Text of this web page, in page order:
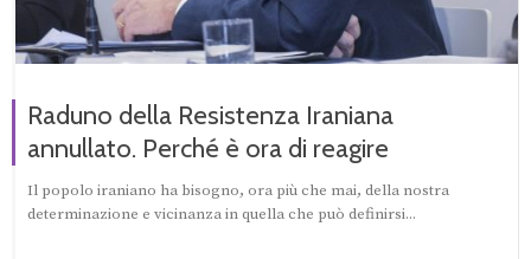
Raduno della Resistenza Iraniana
annullato. Perché è ora di reagire
Il popolo iraniano ha bisogno, ora più che mai, della nostra
determinazione e vicinanza in quella che può definirsi...